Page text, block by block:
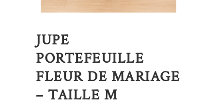
JUPE
PORTEFEUILLE
FLEUR DE MARIAGE
– TAILLE M